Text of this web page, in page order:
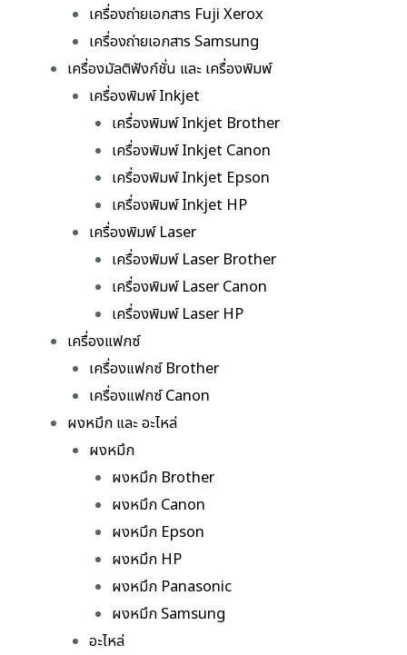
เครื่องถ่ายเอกสาร Fuji Xerox
เครื่องถ่ายเอกสาร Samsung
เครื่องมัลติฟังก์ชั่น และ เครื่องพิมพ์
เครื่องพิมพ์ Inkjet
เครื่องพิมพ์ Inkjet Brother
เครื่องพิมพ์ Inkjet Canon
เครื่องพิมพ์ Inkjet Epson
เครื่องพิมพ์ Inkjet HP
เครื่องพิมพ์ Laser
เครื่องพิมพ์ Laser Brother
เครื่องพิมพ์ Laser Canon
เครื่องพิมพ์ Laser HP
เครื่องแฟกซ์
เครื่องแฟกซ์ Brother
เครื่องแฟกซ์ Canon
ผงหมึก และ อะไหล่
ผงหมึก
ผงหมึก Brother
ผงหมึก Canon
ผงหมึก Epson
ผงหมึก HP
ผงหมึก Panasonic
ผงหมึก Samsung
อะไหล่